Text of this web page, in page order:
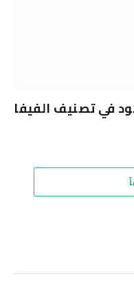
في تصنيف الفيفا